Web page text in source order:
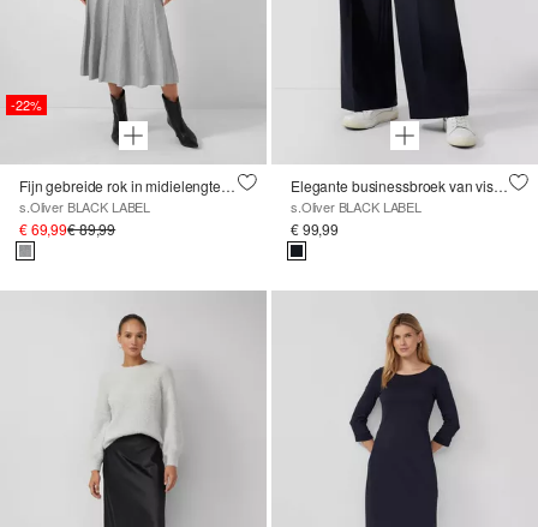
-22%
Fijn gebreide rok in midielengte met elastische tailleband en glittergaren
s.Oliver BLACK LABEL
€ 69,99€ 89,99
Elegante businessbroek van viscosemix
s.Oliver BLACK LABEL
€ 99,99